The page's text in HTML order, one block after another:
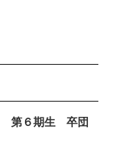
第６期生 卒団